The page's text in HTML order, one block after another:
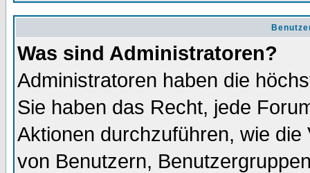
Was sind Administratoren?
Administratoren haben die
Sie haben das Recht, jede
Aktionen durchzuführen, wie
von Benutzern,